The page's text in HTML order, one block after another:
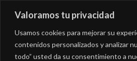
Valoramos tu privacidad
Usamos cookies para mejorar su
contenidos personalizados y analizar
todo” usted da su consentimiento a